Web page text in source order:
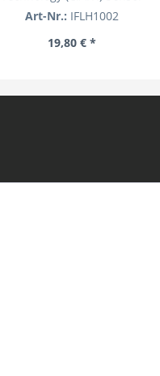
Set:...
Art-Nr.: IFLH1002
19,80 € *